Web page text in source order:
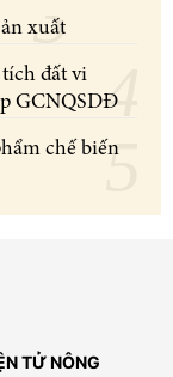
m2 rừng sản xuất
đất vi
GCNQSDĐ
chế biến
TỬ NÔNG